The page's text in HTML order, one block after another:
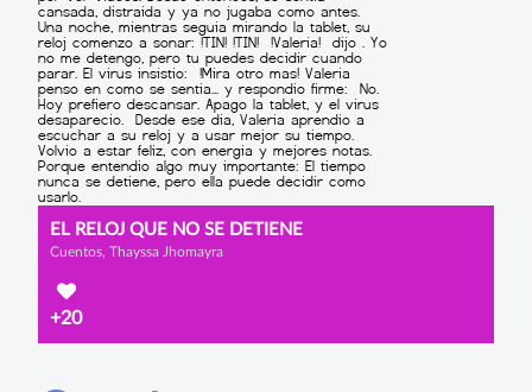
EL RELOJ QUE NO SE DETIENE
Cuentos, Thayssa Jhomayra
+20